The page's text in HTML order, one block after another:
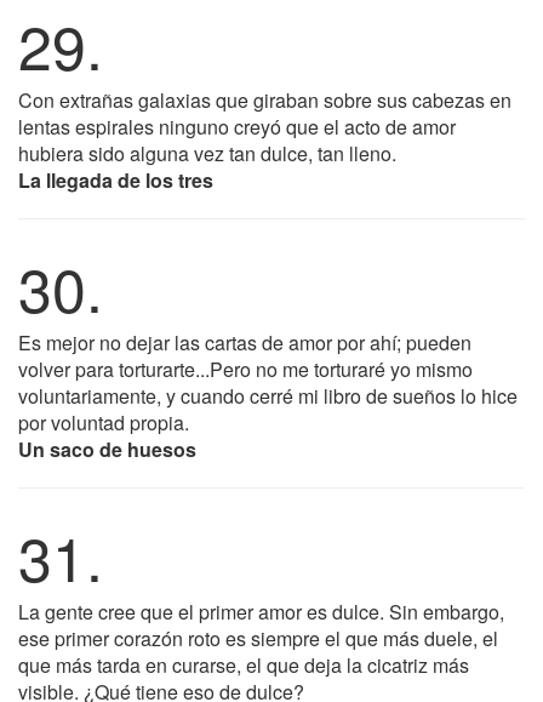
29.
Con extrañas galaxias que giraban sobre sus cabezas en
lentas espirales ninguno creyó que el acto de amor
hubiera sido alguna vez tan dulce, tan lleno.
La llegada de los tres
30.
Es mejor no dejar las cartas de amor por ahí; pueden
volver para torturarte...Pero no me torturaré yo mismo
voluntariamente, y cuando cerré mi libro de sueños lo hice
por voluntad propia.
Un saco de huesos
31.
La gente cree que el primer amor es dulce. Sin embargo,
ese primer corazón roto es siempre el que más duele, el
que más tarda en curarse, el que deja la cicatriz más
visible. ¿Qué tiene eso de dulce?